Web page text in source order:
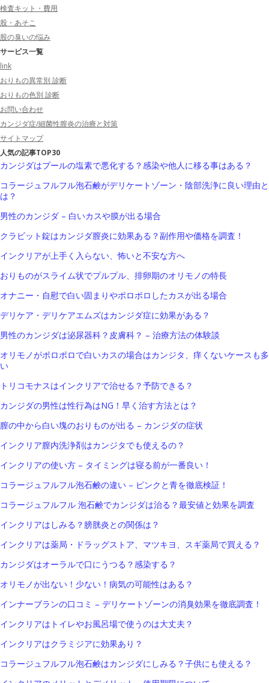
検査キット・費用
股・あそこ
股の臭いの悩み
サービス一覧
link
おりもの異常別 診断
おりもの色別 診断
お問い合わせ
カンジダ症/細菌性膣炎の治療と対策
サイトマップ
人気の記事TOP30
カンジダはプールの塩素で悪化する？感染や他人に移る事はある？
コラージュフルフル泡石鹸がデリケートゾーン・陰部洗浄に良い理由と
は？
男性のカンジダ – 白いカスや膜が出る場合
クラビット錠はカンジダ膣炎に効果ある？副作用や価格を調査！
インクリアが上手く入らない、怖いと不安な方へ
おりものがスライム状でプルプル、排卵期のオリモノの特長
オナニー・自慰で白い固まりやポロポロしたカスが出る場合
デリケア・デリケアエムズはカンジダ症に効果がある？
男性のカンジダは泌尿器科？皮膚科？ – 治療方法の体験談
オリモノがポロポロで白いカスの場合はカンジタ、痒くないケースも多
い
トリコモナスはインクリアで治せる？予防できる？
カンジダの男性は性行為はNG！早く治す方法とは？
膣の中から白い塊のおりものが出る – カンジダの症状
インクリア膣内洗浄剤はカンジタでも使えるの？
インクリアの使い方 – タイミングは寝る前が一番良い！
コラージュフルフル泡石鹸の違い – ピンクと青を徹底検証！
コラージュフルフル 泡石鹸でカンジダは治る？最安値と効果を調査
インクリアはしみる？膀胱炎との関係は？
インクリアは薬局・ドラッグストア、マツキヨ、スギ薬局で買える？
カンジダはオーラルで口にうつる？感染する？
オリモノが出ない！少ない！病気の可能性はある？
インナーブランの口コミ – デリケートゾーンの消臭効果を徹底調査！
インクリアはトイレやお風呂場で使うのは大丈夫？
インクリアはクラミジアに効果あり？
コラージュフルフル泡石鹸はカンジダにしみる？子供にも使える？